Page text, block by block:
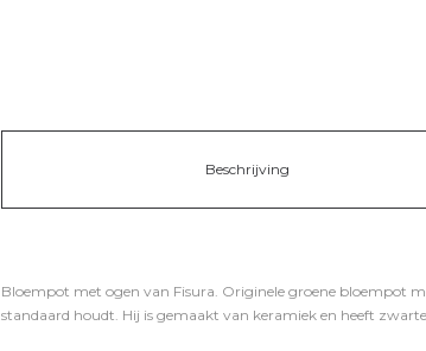
Beschrijving
Bloempot met ogen van Fisura. Originele groene bloempot
standaard houdt. Hij is gemaakt van keramiek en heeft